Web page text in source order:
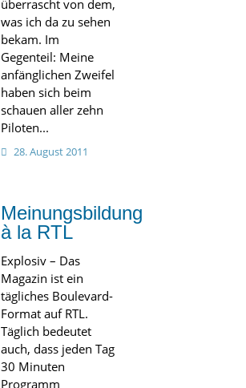
überrascht von dem,
was ich da zu sehen
bekam. Im
Gegenteil: Meine
anfänglichen Zweifel
haben sich beim
schauen aller zehn
Piloten...
28. August 2011
Meinungsbildung
à la RTL
Explosiv – Das
Magazin ist ein
tägliches Boulevard-
Format auf RTL.
Täglich bedeutet
auch, dass jeden Tag
30 Minuten
Programm